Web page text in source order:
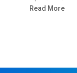
Read More